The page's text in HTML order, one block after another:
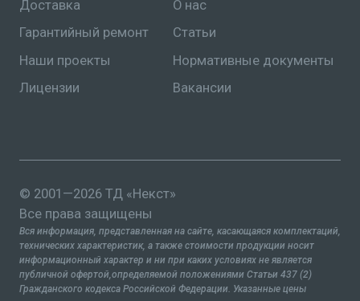
Доставка
Гарантийный ремонт
Наши проекты
Лицензии
О нас
Статьи
Нормативные документы
Вакансии
© 2001—2026 ТД «Некст»
Все права защищены
Вся информация, представленная на сайте, касающаяся комплектаций,
технических характеристик, а также стоимости продукции носит
информационный характер и ни при каких условиях не является
публичной офертой,определяемой положениями Статьи 437 (2)
Гражданского кодекса Российской Федерации. Указанные цены